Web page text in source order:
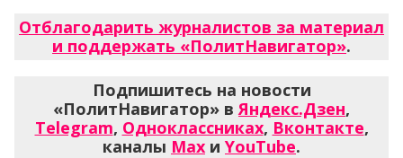
Отблагодарить журналистов за материал
и поддержать «ПолитНавигатор».
Подпишитесь на новости
«ПолитНавигатор» вЯндекс.Дзен,
Telegram, Одноклассниках, Вконтакте,
каналы Max и YouTube.